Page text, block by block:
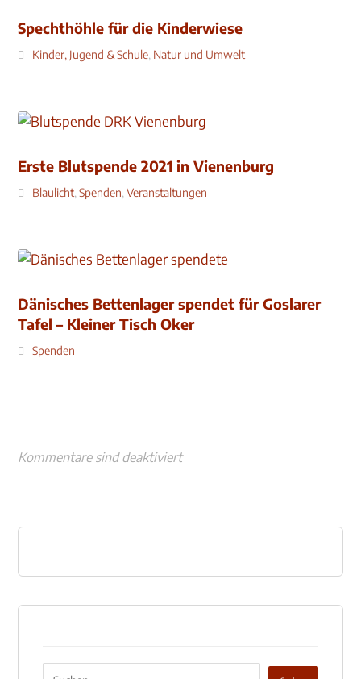
Spechthöhle für die Kinderwiese
Kinder, Jugend & Schule, Natur und Umwelt
Erste Blutspende 2021 in Vienenburg
Blaulicht,Spenden,Veranstaltungen
Dänisches Bettenlager spendet für Goslarer
Tafel – Kleiner Tisch Oker
Spenden
Kommentare sind deaktiviert